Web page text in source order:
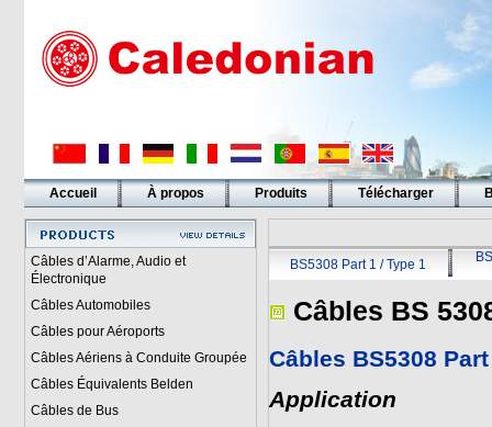
Accueil À propos Produits Télécharger
Liens
Câbles d’Alarme, Audio et
Électronique
Câbles Automobiles
Câbles pour Aéroports
Câbles Aériens à Conduite Groupée
Câbles Équivalents Belden
Câbles de Bus
BS5308 Part 1 / Type 1
Câbles BS
Câbles BS5308
Application